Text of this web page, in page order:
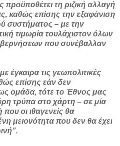
τη ριζική αλλαγή
καθώς επίσης την εξαφάνιση
συστήματος – με την
τιμωρία τουλάχιστον όλων
που συνέβαλλαν
έγκαιρα τις γεωπολιτικές
επίσης εάν δεν
ομάδα, τότε το Έθνος μας
τρύπα στο χάρτη – σε μία
που οι ιθαγενείς θα
μειονότητα που δεν θα έχει